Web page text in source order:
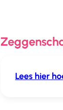
Lees hier